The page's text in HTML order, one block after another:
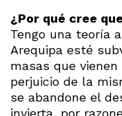
¿Por qué cree
Tengo una teoría
Arequipa esté
masas que
perjuicio de la
se abandone el